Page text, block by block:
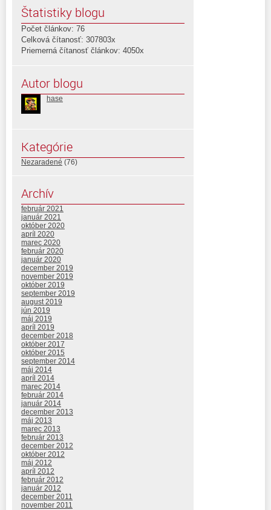
Štatistiky blogu
Počet článkov: 76
Celková čítanosť: 307803x
Priemerná čítanosť článkov: 4050x
Autor blogu
hase
Kategórie
Nezaradené (76)
Archív
február 2021
január 2021
október 2020
apríl 2020
marec 2020
február 2020
január 2020
december 2019
november 2019
október 2019
september 2019
august 2019
jún 2019
máj 2019
apríl 2019
december 2018
október 2017
október 2015
september 2014
máj 2014
apríl 2014
marec 2014
február 2014
január 2014
december 2013
máj 2013
marec 2013
február 2013
december 2012
október 2012
máj 2012
apríl 2012
február 2012
január 2012
december 2011
november 2011